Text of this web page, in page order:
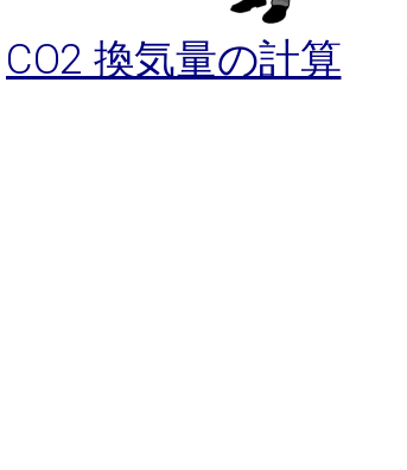
CO2 換気量の計算